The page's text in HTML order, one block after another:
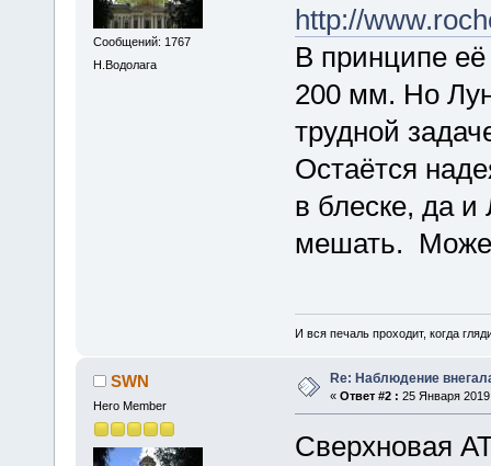
Сообщений: 1767
Н.Водолага
http://
В принципе
200 мм. Но
трудной
Остаётся
в блеске, да и
мешать.
И вся печаль проходит, когда
SWN
Hero Member
Re: Наблюдение
« Ответ #2 : 25 Января
Сверхновая